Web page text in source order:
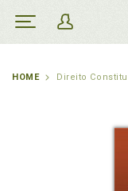
HOME Direito